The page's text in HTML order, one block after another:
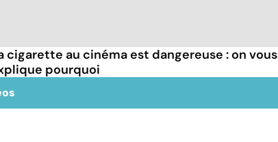
cigarette au cinéma est dangereuse : on vous
pourquoi